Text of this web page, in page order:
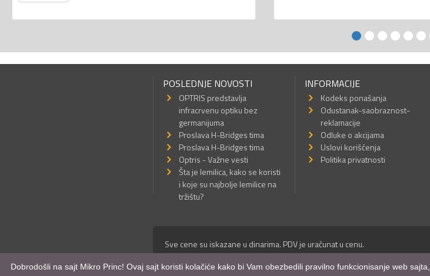
POSLEDNJE NOVOSTI
OPTRIS predstavlja
infracrvenu optiku bez
germanijuma
Proslava H-Bridges tima
Proslava H-Bridges tima
Optris - Važne vesti
Šta je lemilica, kako se koristi
i koje su najbolje lemilice na
tržištu?
INFORMACIJE
Kodeks ponašanja
Odustanak-saobraznost-
reklamacije
Odluke o akcijama
Uslovi korišćenja
Politika privatnosti
Sve cene su iskazane u dinarima. PDV je uračunat u cenu.
© Mikro Princ 1999 - 2026. Sva prava su zadržana.
Kreirao*nbgcreator |Izdrada Internet prodavnice,Izrada sajtaimobilnih
Dobrodošli na sajt Mikro Princ! Ovaj sajt koristi kolačiće kako bi Vam obezbedili pravilno funkcionisanje web